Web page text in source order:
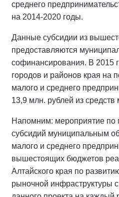
среднего
на 2014-2020 годы.
Данные субсидии из
предоставляются
софинансирования. В 2015
городов и районов края на
малого и среднего
13,9 млн. рублей из
Напомним: мероприятие по
субсидий муниципальным
малого и среднего
вышестоящих бюджетов
Алтайского края по
рыночной инфраструктуры